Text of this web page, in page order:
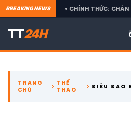
BREAKING NEWS• CHÍNH THỨC: CHÂN SÚT VĨ
TT24H
CÁC GIẢI NGOẠI HẠNG
TRANG
CHỦ
chevron_right THỂ
THAO
chevron_right SIÊU SAO